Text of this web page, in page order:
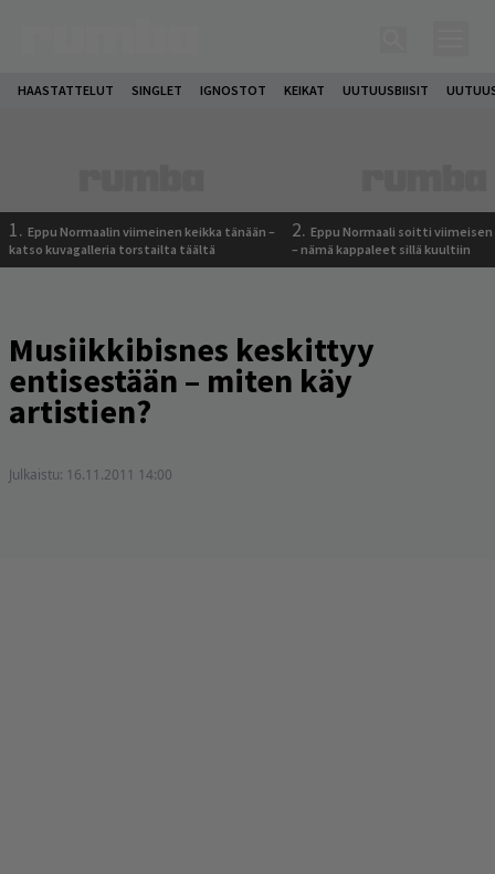
HAASTATTELUT SINGLET IGNOSTOT KEIKAT UUTUUSBIISIT
1. Eppu Normaalin viimeinen keikka tänään –
katso kuvagalleria torstailta täältä
2. Eppu Normaali soitti viimeisen
– nämä kappaleet sillä kuultiin
Musiikkibisnes keskittyy
entisestään – miten käy
artistien?
Julkaistu: 16.11.2011 14:00